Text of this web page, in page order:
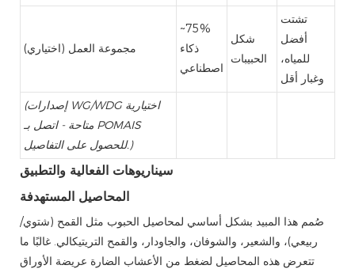
(اختياري) مجموعة العمل
~75%
ذكاء
اصطناعي
شكل
الحبيبات
تشتت
أفضل
للمياه،
وغبار أقل
(إصدارات WG/WDG اختيارية
متاحة - اتصل بـ POMAIS
للحصول على التفاصيل.)
سيناريوهات الفعالية والتطبيق
المحاصيل المستهدفة
صُمم هذا المبيد بشكل أساسي لمحاصيل الحبوب مثل القمح (شتوي/
ربيعي)، والشعير، والشوفان، والجاودار، والقمح التريتيكالي. غالبًا ما
تتعرض هذه المحاصيل لضغط من الأعشاب الضارة عريضة الأوراق